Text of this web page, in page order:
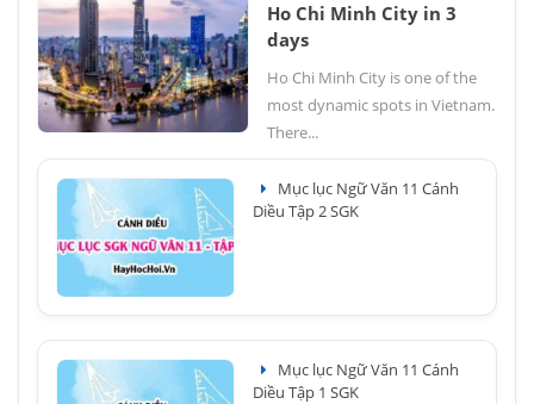
Ho Chi Minh City in 3
days
Ho Chi Minh City is one of the
most dynamic spots in Vietnam.
There...
Mục lục Ngữ Văn 11 Cánh
Diều Tập 2 SGK
Mục lục Ngữ Văn 11 Cánh
Diều Tập 1 SGK